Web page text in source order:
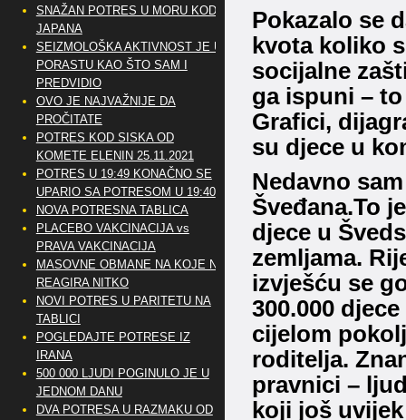
Pokazalo se
kvota koliko
socijalne
ga ispuni –
Grafici,
su djece u
Nedavno
Šveđana.To
djece u
zemljama.
izvješću se
300.000
cijelom
roditelja.
pravnici –
koji još
SNAŽAN POTRES U MORU KOD
JAPANA
SEIZMOLOŠKA AKTIVNOST JE U
PORASTU KAO ŠTO SAM I
PREDVIDIO
OVO JE NAJVAŽNIJE DA
PROČITATE
POTRES KOD SISKA OD
KOMETE ELENIN 25.11.2021
POTRES U 19:49 KONAČNO SE
UPARIO SA POTRESOM U 19:40
NOVA POTRESNA TABLICA
PLACEBO VAKCINACIJA vs
PRAVA VAKCINACIJA
MASOVNE OBMANE NA KOJE NE
REAGIRA NITKO
NOVI POTRES U PARITETU NA
TABLICI
POGLEDAJTE POTRESE IZ
IRANA
500 000 LJUDI POGINULO JE U
JEDNOM DANU
DVA POTRESA U RAZMAKU OD